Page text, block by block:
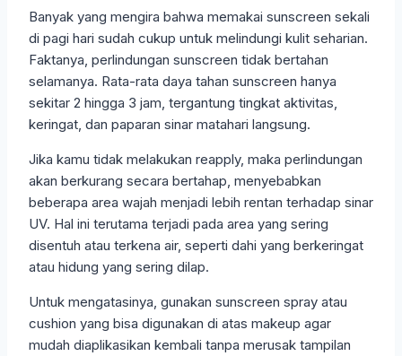
Banyak yang mengira bahwa memakai sunscreen sekali
di pagi hari sudah cukup untuk melindungi kulit seharian.
Faktanya, perlindungan sunscreen tidak bertahan
selamanya. Rata-rata daya tahan sunscreen hanya
sekitar 2 hingga 3 jam, tergantung tingkat aktivitas,
keringat, dan paparan sinar matahari langsung.
Jika kamu tidak melakukan reapply, maka perlindungan
akan berkurang secara bertahap, menyebabkan
beberapa area wajah menjadi lebih rentan terhadap sinar
UV. Hal ini terutama terjadi pada area yang sering
disentuh atau terkena air, seperti dahi yang berkeringat
atau hidung yang sering dilap.
Untuk mengatasinya, gunakan sunscreen spray atau
cushion yang bisa digunakan di atas makeup agar
mudah diaplikasikan kembali tanpa merusak tampilan